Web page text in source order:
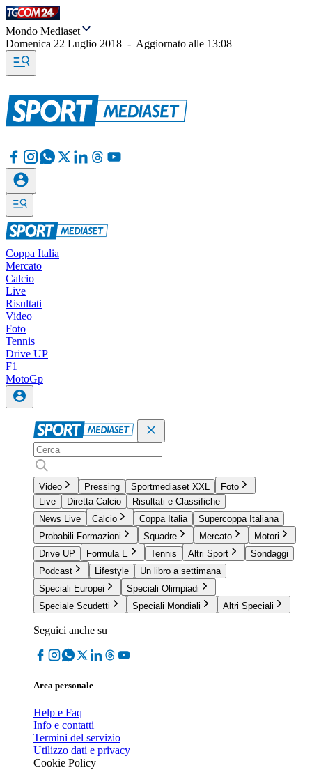
Mondo Mediaset
Domenica 22 Luglio 2018 - Aggiornato alle 13:08
Coppa Italia
Mercato
Calcio
Live
Risultati
Video
Foto
Tennis
Drive UP
F1
MotoGp
Video Pressing Sportmediaset XXL
Foto
Live
Diretta Calcio
Risultati e Classifiche
News Live
Calcio Coppa Italia
Supercoppa Italiana
Probabili Formazioni
Squadre Mercato
Motori
Drive UP
Formula E Tennis Altri Sport
Sondaggi
Podcast
Lifestyle
Un libro a settimana
Speciali Europei
Speciali Olimpiadi
Speciale Scudetti
Speciali Mondiali Altri Speciali
Seguici anche su
Area personale
Help e Faq
Info e contatti
Termini del servizio
Utilizzo dati e privacy
Cookie Policy